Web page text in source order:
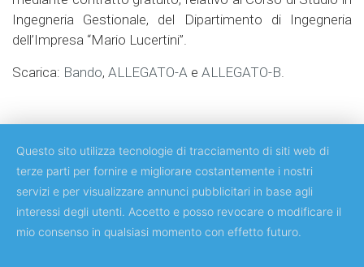
Ingegneria Gestionale, del Dipartimento di Ingegneria
dell’Impresa “Mario Lucertini”.
Scarica: Bando, ALLEGATO-A e ALLEGATO-B.
Copyright © 2018 Università degli Studi di Roma Tor Vergata
Questo sito utilizza tecnologie di tracciamento di siti web di
terze parti per fornire e migliorare costantemente i nostri
servizi e per visualizzare annunci pubblicitari in base agli
interessi degli utenti. Accetto e posso revocare o modificare il
mio consenso in qualsiasi momento con effetto futuro.